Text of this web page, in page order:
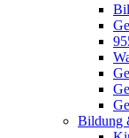
Bildung